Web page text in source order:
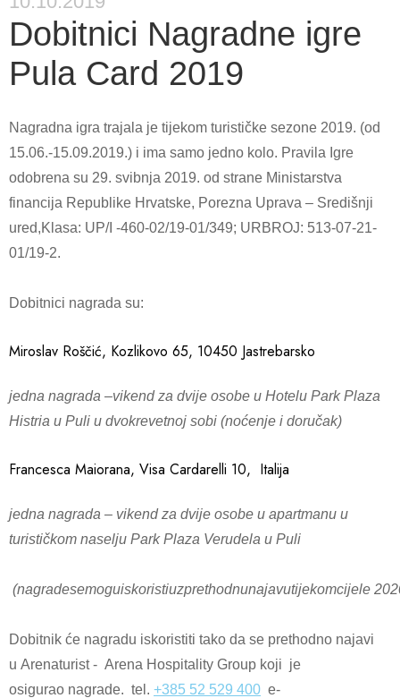
Dobitnici Nagradne igre
Pula Card 2019
Nagradna igra trajala je tijekom turističke sezone 2019. (od
15.06.-15.09.2019.) i ima samo jedno kolo. Pravila Igre
odobrena su 29. svibnja 2019. od strane Ministarstva
financija Republike Hrvatske, Porezna Uprava – Središnji
ured,Klasa: UP/I -460-02/19-01/349; URBROJ: 513-07-21-
01/19-2.
Dobitnici nagrada su:
Miroslav Roščić, Kozlikovo 65, 10450 Jastrebarsko
jedna nagrada –vikend za dvije osobe u Hotelu Park Plaza
Histria u Puli u dvokrevetnoj sobi (noćenje i doručak)
Francesca Maiorana, Visa Cardarelli 10, Italija
jedna nagrada – vikend za dvije osobe u apartmanu u
turističkom naselju Park Plaza Verudela u Puli
(nagradesemoguiskoristiuzprethodnunajavutijekomcijele
Dobitnik će nagradu iskoristiti tako da se prethodno najavi
u Arenaturist - Arena Hospitality Group koji je
osigurao nagrade. tel. +385 52 529 400 e-